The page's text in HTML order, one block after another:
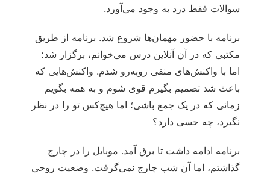
سوالات فقط درد به وجود می‌آورد.
برنامه با حضور مهمان‌ها شروع شد. برنامه از طریق
مکتبی که در آن آنلاین درس می‌خوانم، برگزار شد؛
اما با واکنش‌های منفی روبه‌رو شدم. واکنش‌هایی که
باعث شد تصمیم بگیرم قوی شوم و به همه بگویم
زمانی که در یک جمع باشی؛ اما هیچ‌کس تو را در نظر
نگیرد، چه حسی دارد؟
برنامه ادامه داشت تا برق آمد. موبایل را در چارج
گذاشتم، اما آن شب چارج نمی‌گرفت. وضعیت روحی